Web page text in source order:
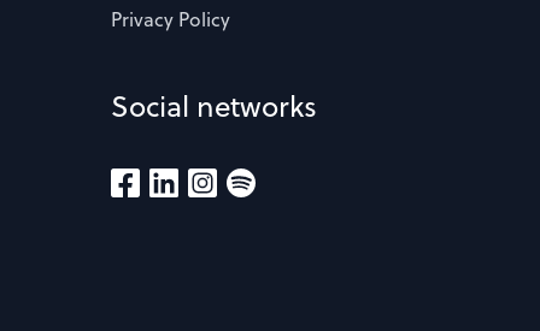
Privacy Policy
Social networks